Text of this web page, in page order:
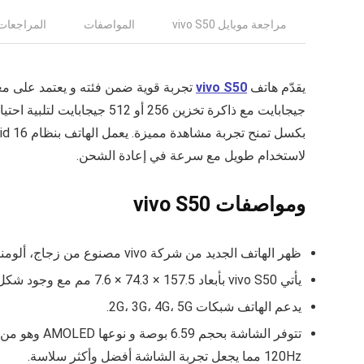
مراجعة موبايل vivo S50 المواصفات المراجعات
يقدّم هاتف vivo S50
لاستخدام طويل مع سرعة في إعادة الشحن.
ومواصفات vivo S50
ظهر الهاتف الجديد من شركة vivo مصنوع من زجاج، ألومنيوم الذي يعطيك تجربة جيدة من حيث عدم الشعور بدرجة حرارة الهاتف أثناء الاستخدام.
يأتي vivo S50 بأبعاد 157.5 × 74.3 × 7.6 مم مع وجود شكل حواف مثالي وأنيق للهاتف، ووزن 196 جرام.
يدعم الهاتف شبكات 2G، 3G، 4G، 5G.
120Hz مما يجعل تجربة الشاشة أفضل وأكثر سلاسة.